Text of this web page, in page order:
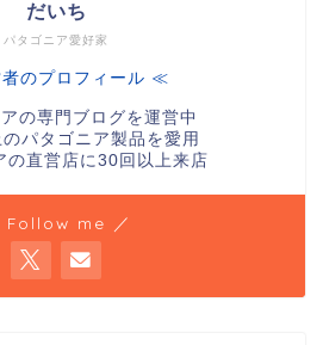
パタゴニア愛好家
だいち
のプロフィール ≪
の専門ブログを運営中
パタゴニア製品を愛用
の直営店に30回以上来店
Follow me ／